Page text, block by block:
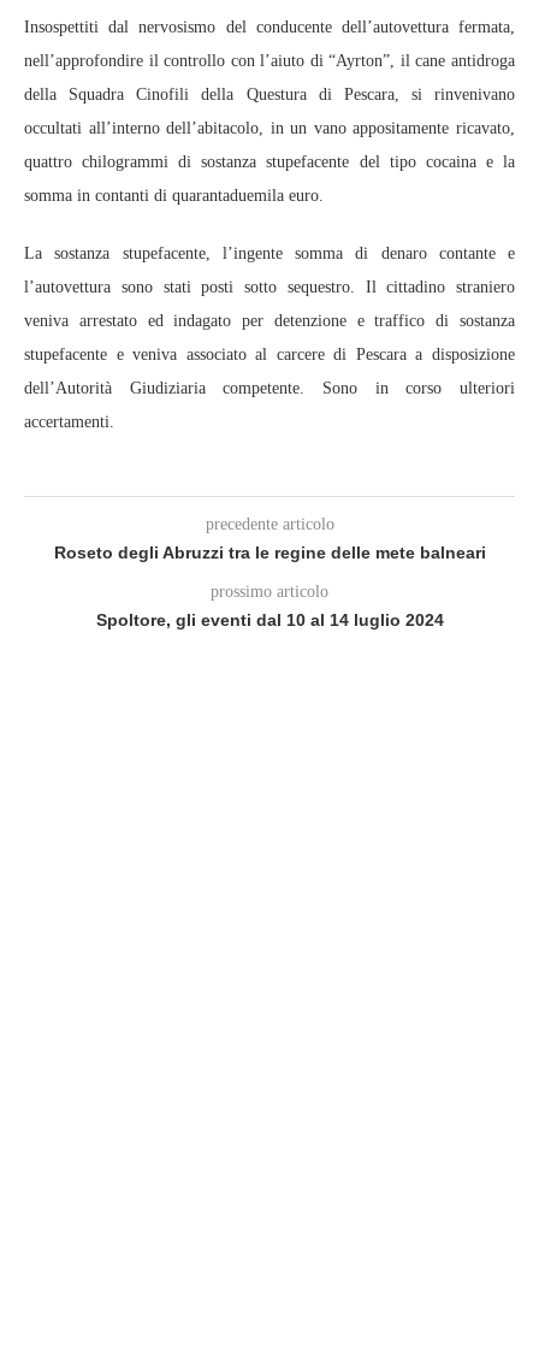
Insospettiti dal nervosismo del conducente dell’autovettura fermata,
nell’approfondire il controllo con l’aiuto di “Ayrton”, il cane antidroga
della Squadra Cinofili della Questura di Pescara, si rinvenivano
occultati all’interno dell’abitacolo, in un vano appositamente ricavato,
quattro chilogrammi di sostanza stupefacente del tipo cocaina e la
somma in contanti di quarantaduemila euro.
La sostanza stupefacente, l’ingente somma di denaro contante e
l’autovettura sono stati posti sotto sequestro. Il cittadino straniero
veniva arrestato ed indagato per detenzione e traffico di sostanza
stupefacente e veniva associato al carcere di Pescara a disposizione
dell’Autorità Giudiziaria competente. Sono in corso ulteriori
accertamenti.
precedente articolo
Roseto degli Abruzzi tra le regine delle mete balneari
prossimo articolo
Spoltore, gli eventi dal 10 al 14 luglio 2024